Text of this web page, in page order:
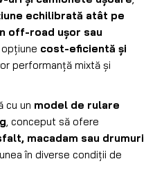
echilibrată atât pe
off-road ușor sau
cost-eficientă și
performanță mixtă și
cu un model de rulare
, conceput să ofere
macadam sau drumuri
în diverse condiții de